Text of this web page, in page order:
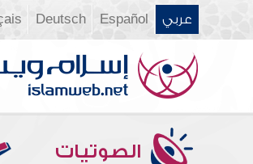
عربي Español
Deutsch
الصوتيات